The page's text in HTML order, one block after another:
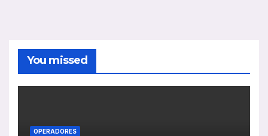
You missed
OPERADORES